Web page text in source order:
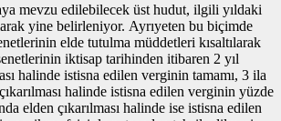
mevzu edilebilecek üst hudut, ilgili yıldaki
yine belirleniyor. Ayrıyeten bu biçimde
elde tutulma müddetleri kısaltılarak
iktisap tarihinden itibaren 2 yıl
halinde istisna edilen verginin tamamı, 3 ila
halinde istisna edilen verginin yüzde
elden çıkarılması halinde ise istisna edilen